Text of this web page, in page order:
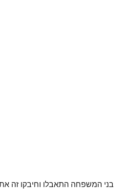
בני המשפחה התאבלו וחיבקו זה